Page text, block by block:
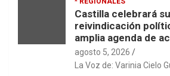
Castilla celebrará
reivindicación
amplia agenda de
agosto 5, 2026
La Voz de: Varinia Cielo